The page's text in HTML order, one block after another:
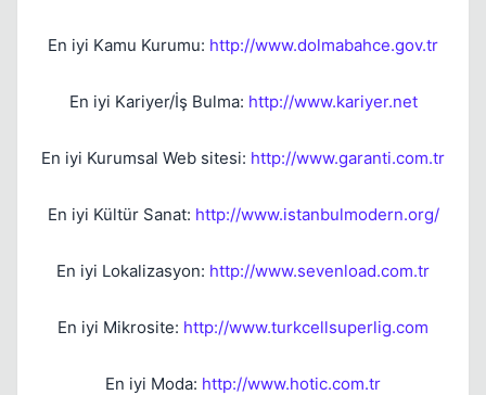
En iyi Kamu Kurumu: http://www.dolmabahce.gov.tr
En iyi Kariyer/İş Bulma: http://www.kariyer.net
En iyi Kurumsal Web sitesi: http://www.garanti.com.tr
En iyi Kültür Sanat: http://www.istanbulmodern.org/
En iyi Lokalizasyon: http://www.sevenload.com.tr
En iyi Mikrosite: http://www.turkcellsuperlig.com
En iyi Moda: http://www.hotic.com.tr